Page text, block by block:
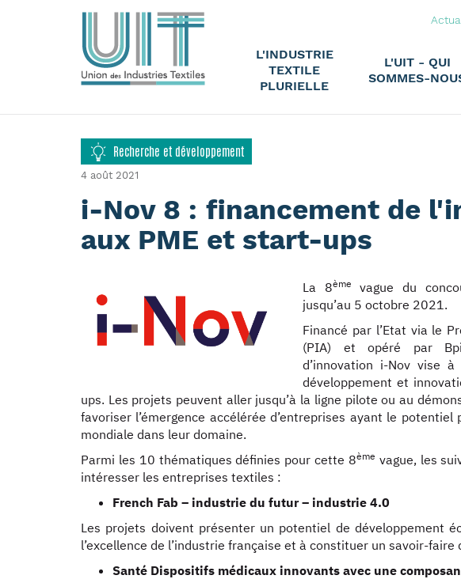
L'INDUSTRIE
TEXTILE
PLURIELLE
L'UIT - QUI
SOMMES-
Recherche et développement
4 août 2021
i-Nov 8 : financement de
aux PME et start-ups
La 8ème
vague du
jusqu’au 5 octobre 2021.
Financé par l’Etat via le
(PIA) et opéré par
d’innovation i-Nov vise
développement et
ups. Les projets peuvent aller jusqu’à la ligne pilote ou au
favoriser l’émergence accélérée d’entreprises ayant le potentiel
mondiale dans leur domaine.
Parmi les 10 thématiques définies pour cette 8ème vague, les
intéresser les entreprises textiles :
French Fab – industrie du futur – industrie 4.0
Les projets doivent présenter un potentiel de développement
l’excellence de l’industrie française et à constituer un savoir-faire
Santé Dispositifs médicaux innovants avec une